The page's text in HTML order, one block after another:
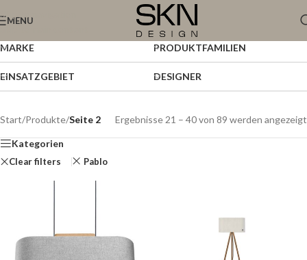
Skip to navigation
Skip to main content
MENU
MARKE PRODUKTFAMILIEN
EINSATZGEBIET DESIGNER
Start/Produkte/Seite 2 Ergebnisse 21 – 40 von 89 werden angezeigt
Kategorien
Clear filters Pablo